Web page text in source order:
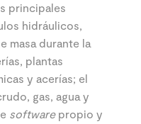
principales
hidráulicos,
masa durante la
plantas
y acerías; el
gas, agua y
software propio y